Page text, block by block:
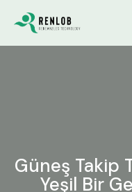
Güneş Takip
Yeşil Bir